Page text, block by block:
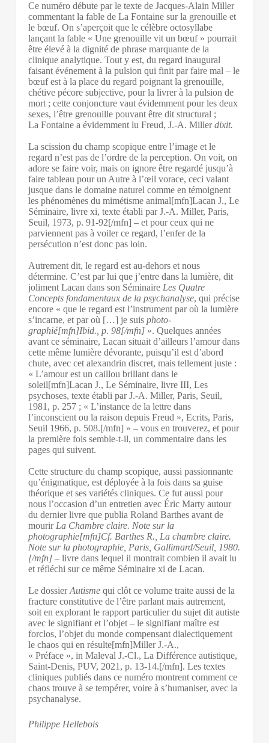
Ce numéro débute par le texte de Jacques-Alain Miller
commentant la fable de La Fontaine sur la grenouille et
le bœuf. On s’aperçoit que le célèbre octosyllabe
lançant la fable « Une grenouille vit un bœuf » pourrait
être élevé à la dignité de phrase marquante de la
clinique analytique. Tout y est, du regard inaugural
faisant événement à la pulsion qui finit par faire mal – le
bœuf est à la place du regard poignant la grenouille,
chétive pécore subjective, pour la livrer à la pulsion de
mort ; cette conjoncture vaut évidemment pour les deux
sexes, l’être grenouille pouvant être dit structural ;
La Fontaine a évidemment lu Freud, J.-A. Millerdixit.
La scission du champ scopique entre l’image et le
regard n’est pas de l’ordre de la perception. On voit, on
adore se faire voir, mais on ignore être regardé jusqu’à
faire tableau pour un Autre à l’œil vorace, ceci valant
jusque dans le domaine naturel comme en témoignent
les phénomènes du mimétisme animal[mfn]Lacan J., Le
Séminaire, livre xi, texte établi par J.-A. Miller, Paris,
Seuil, 1973, p. 91-92[/mfn] – et pour ceux qui ne
parviennent pas à voiler ce regard, l’enfer de la
persécution n’est donc pas loin.
Autrement dit, le regard est au-dehors et nous
détermine. C’est par lui que j’entre dans la lumière, dit
joliment Lacan dans son Séminaire Les Quatre
Concepts fondamentaux de la psychanalyse, qui précise
encore « que le regard est l’instrument par où la lumière
s’incarne, et par où […] je suis photo-
graphié[mfn]Ibid., p. 98[/mfn]». Quelques années
avant ce séminaire, Lacan situait d’ailleurs l’amour dans
cette même lumière dévorante, puisqu’il est d’abord
chute, avec cet alexandrin discret, mais tellement juste :
« L’amour est un caillou brillant dans le
soleil[mfn]Lacan J., Le Séminaire, livre III, Les
psychoses, texte établi par J.-A. Miller, Paris, Seuil,
1981, p. 257 ; « L’instance de la lettre dans
l’inconscient ou la raison depuis Freud », Ecrits, Paris,
Seuil 1966, p. 508.[/mfn] » – vous en trouverez, et pour
la première fois semble-t-il, un commentaire dans les
pages qui suivent.
Cette structure du champ scopique, aussi passionnante
qu’énigmatique, est déployée à la fois dans sa guise
théorique et ses variétés cliniques. Ce fut aussi pour
nous l’occasion d’un entretien avec Éric Marty autour
du dernier livre que publia Roland Barthes avant de
mourir La Chambre claire. Note sur la
photographie[mfn]Cf. Barthes R., La chambre claire.
Note sur la photographie, Paris, Gallimard/Seuil, 1980.
[/mfn]– livre dans lequel il montrait combien il avait lu
et réfléchi sur ce même Séminaire xi de Lacan.
Le dossierAutismequi clôt ce volume traite aussi de la
fracture constitutive de l’être parlant mais autrement,
soit en explorant le rapport particulier du sujet dit autiste
avec le signifiant et l’objet – le signifiant maître est
forclos, l’objet du monde compensant dialectiquement
le chaos qui en résulte[mfn]Miller J.-A.,
« Préface », in Maleval J.-Cl., La Différence autistique,
Saint-Denis, PUV, 2021, p. 13-14.[/mfn]. Les textes
cliniques publiés dans ce numéro montrent comment ce
chaos trouve à se tempérer, voire à s’humaniser, avec la
psychanalyse.
Philippe Hellebois